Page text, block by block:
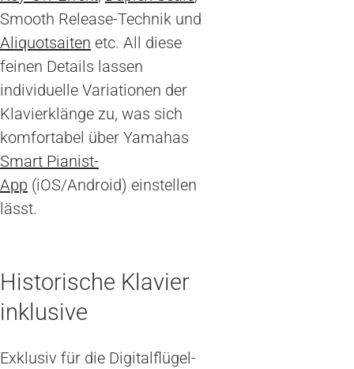
Smooth Release-Technik und
Aliquotsaiten etc. All diese
feinen Details lassen
individuelle Variationen der
Klavierklänge zu, was sich
komfortabel über Yamahas
Smart Pianist-
App (iOS/Android) einstellen
lässt.
Historische Klavier
inklusive
Exklusiv für die Digitalflügel-